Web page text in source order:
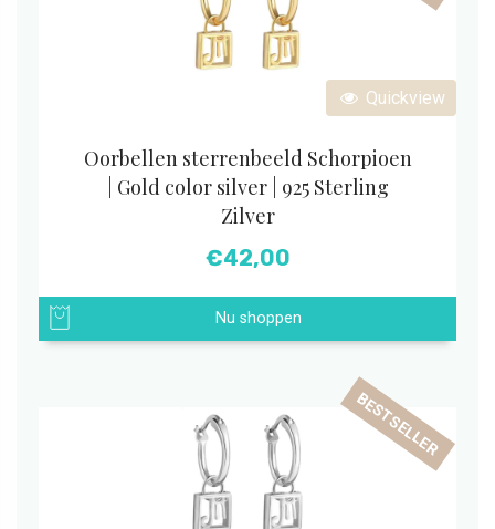
Quickview
Oorbellen sterrenbeeld Schorpioen
| Gold color silver | 925 Sterling
Zilver
€42,00
Nu shoppen
BESTSELLER